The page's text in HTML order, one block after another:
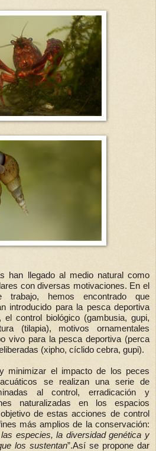
han llegado al medio natural como
con diversas motivaciones. En el
trabajo, hemos encontrado que
introducido para la pesca deportiva
el control biológico (gambusia, gupi,
(tilapia), motivos ornamentales
vivo para la pesca deportiva (perca
(xipho, cíclido cebra, gupi).
minimizar el impacto de los peces
se realizan una serie de
al control, erradicación y
naturalizadas en los espacios
de estas acciones de control
más amplios de la conservación:
especies, la diversidad genética y
los sustentan”.Así se propone dar